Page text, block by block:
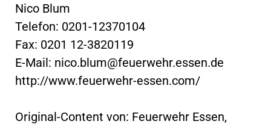
Nico Blum
Telefon: 0201-12370104
Fax: 0201 12-3820119
E-Mail: nico.blum@feuerwehr.essen.de
http://www.feuerwehr-essen.com/
Original-Content von: Feuerwehr Essen,